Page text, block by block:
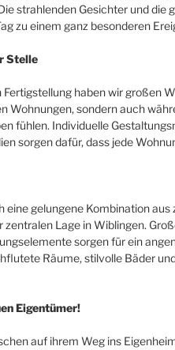
strahlenden Gesichter und die
zu einem ganz besonderen
Stelle
haben wir großen
Wohnungen, sondern auch
fühlen. Individuelle
sorgen dafür, dass jede
eine gelungene Kombination
Lage in Wiblingen.
sorgen für ein
Räume, stilvolle Bäder
Eigentümer!
auf ihrem Weg ins